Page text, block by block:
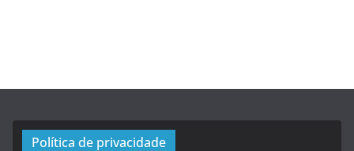
Política de privacidade